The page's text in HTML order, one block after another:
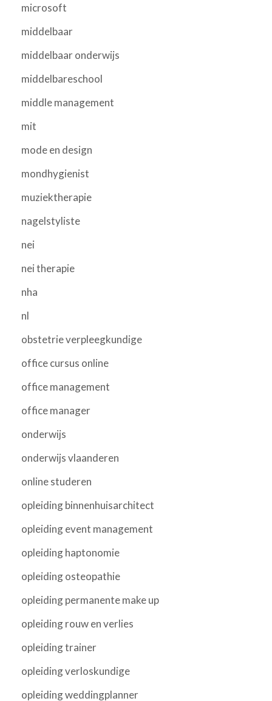
microsoft
middelbaar
middelbaar onderwijs
middelbareschool
middle management
mit
mode en design
mondhygienist
muziektherapie
nagelstyliste
nei
nei therapie
nha
nl
obstetrie verpleegkundige
office cursus online
office management
office manager
onderwijs
onderwijs vlaanderen
online studeren
opleiding binnenhuisarchitect
opleiding event management
opleiding haptonomie
opleiding osteopathie
opleiding permanente make up
opleiding rouw en verlies
opleiding trainer
opleiding verloskundige
opleiding weddingplanner